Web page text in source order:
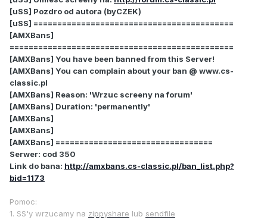
[uSS] Pozdro od autora (byCZEK)
[uSS] ==========================================
[AMXBans]
===============================================
[AMXBans] You have been banned from this Server!
[AMXBans] You can complain about your ban @ www.cs-
classic.pl
[AMXBans] Reason: 'Wrzuc screeny na forum'
[AMXBans] Duration: 'permanently'
[AMXBans]
[AMXBans]
[AMXBans] =================================
Serwer: cod 350
Link do bana: http://amxbans.cs-classic.pl/ban_list.php?
bid=1173
Pomoc:
1. SS'y wrzucamy na zippyshare lub sendfile